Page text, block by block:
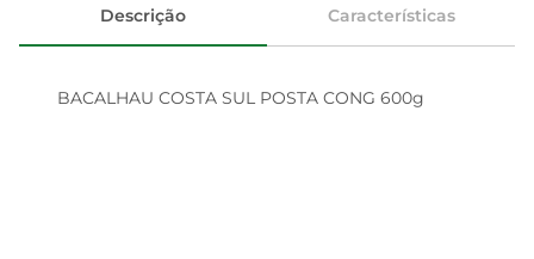
Descrição Características
BACALHAU COSTA SUL POSTA CONG 600g